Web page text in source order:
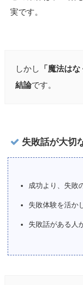
実です。
しかし
「魔法は
結論です。
失敗話が大切
成功より、失敗
失敗体験を活か
失敗話がある人